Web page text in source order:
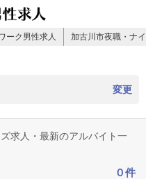
ーク男性求人 加古川市夜職・ナ
変更
求人・最新のアルバイト一
０件